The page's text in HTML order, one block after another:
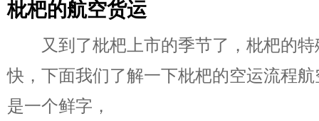
枇杷的航空货运
又到了枇杷上市的季节了，枇杷的特
快，下面我们了解一下枇杷的空运流程
是一个鲜字，